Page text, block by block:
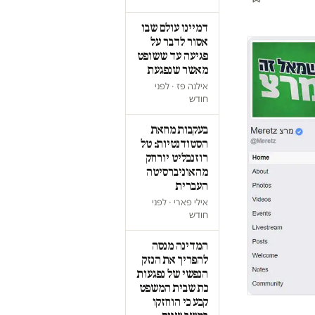
דמיינו עולם שבו
אסור לדבר על
פגיעה עד ששופט
מאשר שנפגעת
אילנה פז · לפני
חודש
בעקבות מחאת
הסטודנטיות: טל
רוזנבליט יורחק
מהאוניברסיטה
העברית
אילי פארי · לפני
חודש
המדינה מנסה
להפריך את הנזק
הנפשי של נפגעות
כת שבית המשפט
קבע כי הוחזקו